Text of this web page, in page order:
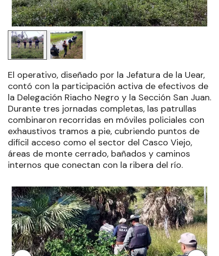
El operativo, diseñado por la Jefatura de la Uear,
contó con la participación activa de efectivos de
la Delegación Riacho Negro y la Sección San Juan.
Durante tres jornadas completas, las patrullas
combinaron recorridas en móviles policiales con
exhaustivos tramos a pie, cubriendo puntos de
difícil acceso como el sector del Casco Viejo,
áreas de monte cerrado, bañados y caminos
internos que conectan con la ribera del río.